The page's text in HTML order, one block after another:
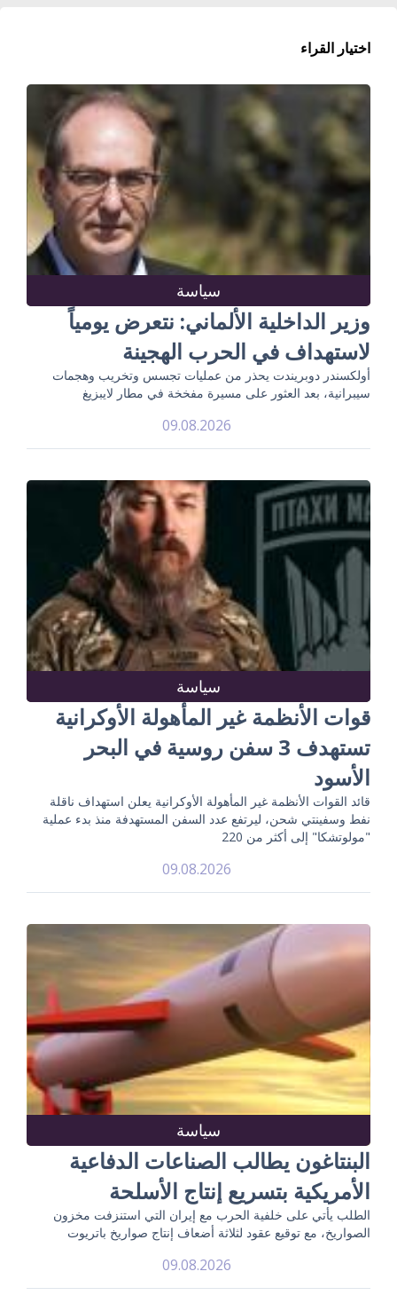
اختيار القراء
سياسة
وزير الداخلية الألماني: نتعرض يومياً
لاستهداف في الحرب الهجينة
أولكسندر دوبريندت يحذر من عمليات تجسس وتخريب وهجمات
سيبرانية، بعد العثور على مسيرة مفخخة في مطار لايبزيغ
09.08.2026
سياسة
قوات الأنظمة غير المأهولة الأوكرانية
تستهدف 3 سفن روسية في البحر
الأسود
قائد القوات الأنظمة غير المأهولة الأوكرانية يعلن استهداف ناقلة
نفط وسفينتي شحن، ليرتفع عدد السفن المستهدفة منذ بدء عملية
"مولوتشكا" إلى أكثر من 220
09.08.2026
سياسة
البنتاغون يطالب الصناعات الدفاعية
الأمريكية بتسريع إنتاج الأسلحة
الطلب يأتي على خلفية الحرب مع إيران التي استنزفت مخزون
الصواريخ، مع توقيع عقود لثلاثة أضعاف إنتاج صواريخ باتريوت
09.08.2026